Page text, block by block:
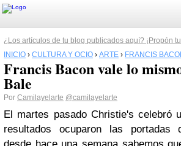
¿Los artículos de tu blog publicados aquí? ¡Propón
INICIO › CULTURA Y OCIO › ARTE › FRANCIS
Francis Bacon vale lo
Bale
Por Camilayelarte @camilayelarte
El martes pasado Christie's celebró
resultados ocuparon las portadas